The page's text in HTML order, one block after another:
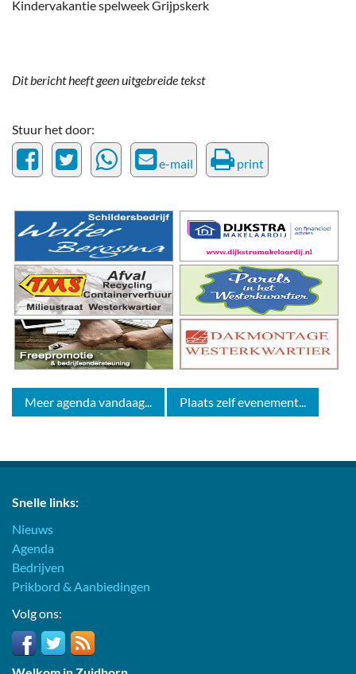
Kindervakantie spelweek Grijpskerk
Dit bericht heeft geen uitgebreide tekst
Stuur het door:
e-mail print
Meer agenda vandaag... Plaats zelf evenement...
Snelle links:
Nieuws
Agenda
Bedrijven
Prikbord & Aanbiedingen
Volg ons: